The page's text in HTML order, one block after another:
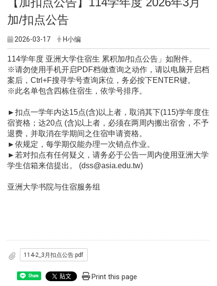
加/扣点公告
2026-03-17 H小编
114学年度 亚洲大学住宿生 累积加/扣点公告」如附件。
※请勿使用手机开启PDF档做查询之动作，请以电脑开启档
案后，Ctrl+F搜寻学号查询床位，务必按下ENTER键。
※此名单包含四栋住宿生，依学号排序。
►扣点一学年内达15点(含)以上者，取消其下(115)学年度住
宿资格；达20点 (含)以上者，必须在两周内搬出宿舍，不予
退费，并取消在学期间之住宿申请资格。
►依规定，每学期仅能办理一次销点作业。
► 若对扣点有任何疑义，请务必于公告一周内使用亚洲大学
学生信箱来信提出。 (dss@asia.edu.tw)
亚洲大学书院与住宿服务组
114-2_3月扣点公告.pdf
Share Print this page